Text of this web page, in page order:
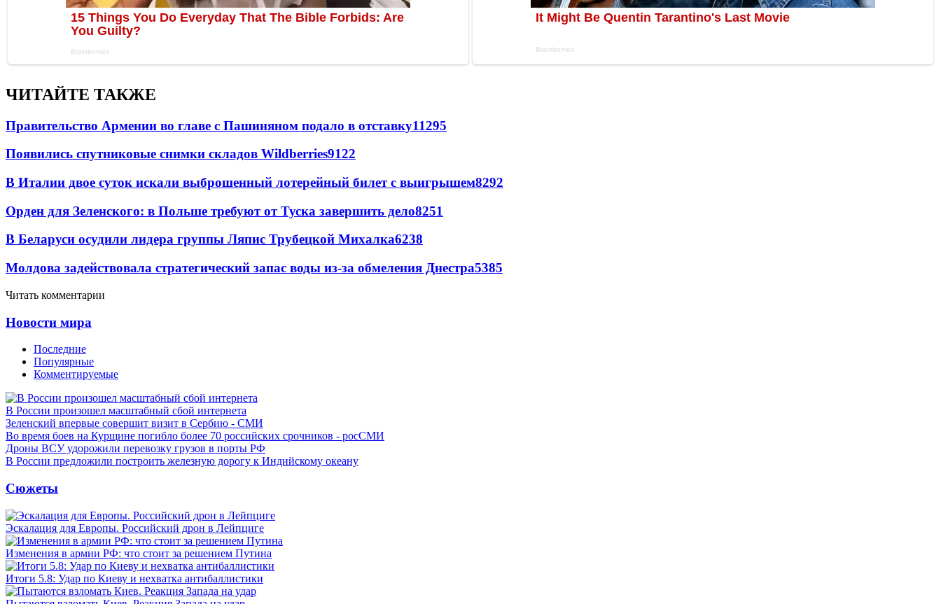
ЧИТАЙТЕ ТАКЖЕ
Правительство Армении во главе с Пашиняном подало в отставку11295
Появились спутниковые снимки складов Wildberries9122
В Италии двое суток искали выброшенный лотерейный билет с выигрышем8292
Орден для Зеленского: в Польше требуют от Туска завершить дело8251
В Беларуси осудили лидера группы Ляпис Трубецкой Михалка6238
Молдова задействовала стратегический запас воды из-за обмеления Днестра5385
Читать комментарии
Новости мира
Последние
Популярные
Комментируемые
В России произошел масштабный сбой интернета
Зеленский впервые совершит визит в Сербию - СМИ
Во время боев на Курщине погибло более 70 российских срочников - росСМИ
Дроны ВСУ удорожили перевозку грузов в порты РФ
В России предложили построить железную дорогу к Индийскому океану
Сюжеты
Эскалация для Европы. Российский дрон в Лейпциге
Изменения в армии РФ: что стоит за решением Путина
Итоги 5.8: Удар по Киеву и нехватка антибаллистики